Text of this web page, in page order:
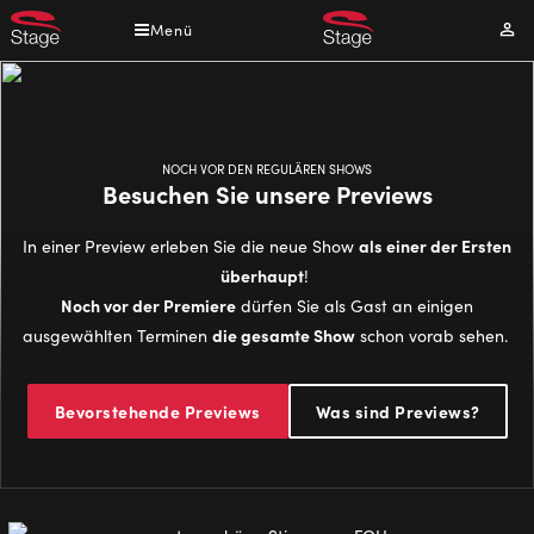
Direkt
zum
Inhalt
Menü
NOCH VOR DEN REGULÄREN SHOWS
Besuchen Sie unsere Previews
In einer Preview erleben Sie die neue Show als einer der Ersten
überhaupt!
Noch vor der Premiere dürfen Sie als Gast an einigen
ausgewählten Terminen die gesamte Showschon vorab sehen.
Bevorstehende Previews Was sind Previews?